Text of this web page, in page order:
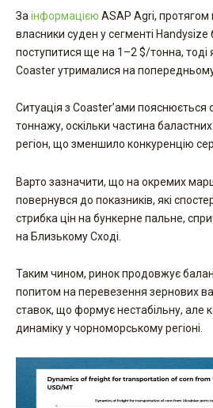
За інформацією ASAP Agri,
власники суден у сегменті Handysize
поступитися ще на 1–2 $/тонна, тоді
Coaster утрималися на попередньому
Ситуація з Coaster’ами
тоннажу, оскільки частина
регіон, що зменшило конкуренцію
Варто зазначити, що на окремих
повернувся до показників, які
стрибка цін на бункерне пальне,
на Близькому Сході.
Таким чином, ринок продовжує
попитом на перевезення зернових
ставок, що формує нестабільну, але
динаміку у чорноморському регіоні.